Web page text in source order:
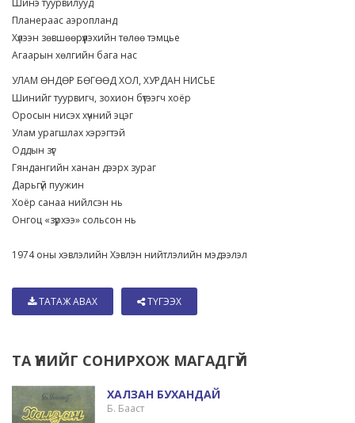
Шинэ туурвилууд
Планераас аэропланд
Хүлээн зөвшөөрүүлэхийн төлөө тэмцье
Агаарын хөлгийн бага нас
УЛАМ ӨНДӨР БӨГӨӨД ХОЛ, ХУРДАН НИСЬЕ
Шинийг туурвигч, зохион бүтээгч хоёр
Оросын нисэх хүчний эцэг
Улам урагшлах хэрэгтэй
Оддын зүг
Гяндангийн ханан дээрх зураг
Дарьгүй пуужин
Хоёр санаа нийлсэн нь
Онгоц «зүрхээ» сольсон нь
1974 оны хэвлэлийн Хэвлэн нийтлэлийн мэдээлэл
ТАТАЖ АВАХ ТҮГЭЭХ
ТА ҮҮНИЙГ СОНИРХОЖ МАГАДГҮЙ
ХАЛЗАН БУХАНДАЙ
Б. Бааст